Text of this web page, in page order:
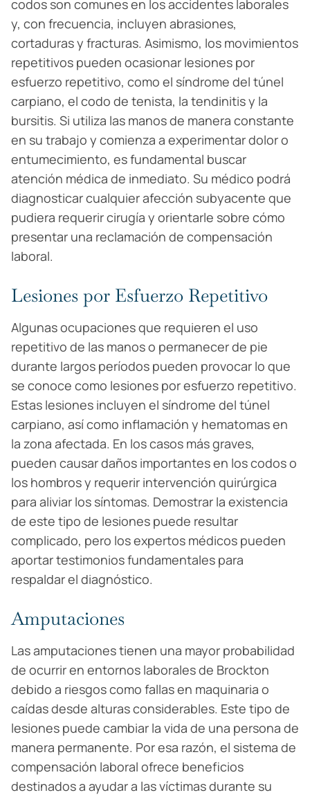
codos son comunes en los accidentes laborales
y, con frecuencia, incluyen abrasiones,
cortaduras y fracturas. Asimismo, los movimientos
repetitivos pueden ocasionar lesiones por
esfuerzo repetitivo, como el síndrome del túnel
carpiano, el codo de tenista, la tendinitis y la
bursitis. Si utiliza las manos de manera constante
en su trabajo y comienza a experimentar dolor o
entumecimiento, es fundamental buscar
atención médica de inmediato. Su médico podrá
diagnosticar cualquier afección subyacente que
pudiera requerir cirugía y orientarle sobre cómo
presentar una reclamación de compensación
laboral.
Lesiones por Esfuerzo Repetitivo
Algunas ocupaciones que requieren el uso
repetitivo de las manos o permanecer de pie
durante largos períodos pueden provocar lo que
se conoce como lesiones por esfuerzo repetitivo.
Estas lesiones incluyen el síndrome del túnel
carpiano, así como inflamación y hematomas en
la zona afectada. En los casos más graves,
pueden causar daños importantes en los codos o
los hombros y requerir intervención quirúrgica
para aliviar los síntomas. Demostrar la existencia
de este tipo de lesiones puede resultar
complicado, pero los expertos médicos pueden
aportar testimonios fundamentales para
respaldar el diagnóstico.
Amputaciones
Las amputaciones tienen una mayor probabilidad
de ocurrir en entornos laborales de Brockton
debido a riesgos como fallas en maquinaria o
caídas desde alturas considerables. Este tipo de
lesiones puede cambiar la vida de una persona de
manera permanente. Por esa razón, el sistema de
compensación laboral ofrece beneficios
destinados a ayudar a las víctimas durante su